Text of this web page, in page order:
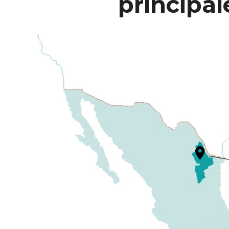
Hallmark Dr. Laredo, TX
Hallmark Dr. 828, Laredo Texas
Ir a maps